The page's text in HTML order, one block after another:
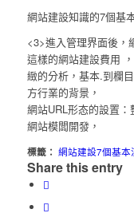
網站建設知識的7個基
<3>進入管理界面後，
這樣的網站建設費用
緻的分析，基本.到欄
方行業的背景，
網站URL形态的設置：
網站模闆開發，
標籤： 網站建設7個基本
Share this entry